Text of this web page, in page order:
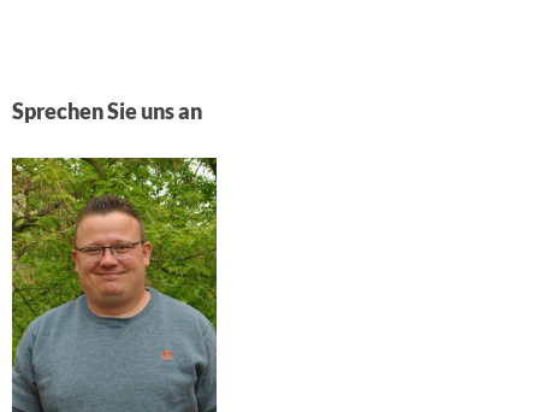
Sprechen Sie uns an